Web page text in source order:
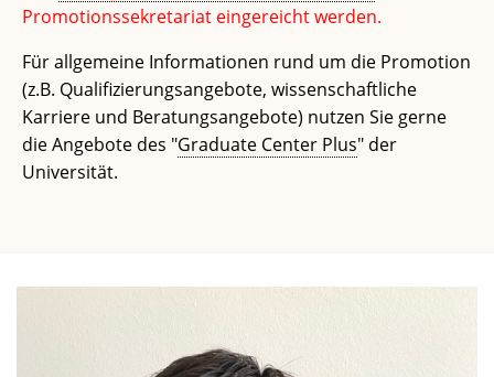
Promotionssekretariat eingereicht werden.
Für allgemeine Informationen rund um die Promotion
(z.B. Qualifizierungsangebote, wissenschaftliche
Karriere und Beratungsangebote) nutzen Sie gerne
die Angebote des "Graduate Center Plus" der
Universität.